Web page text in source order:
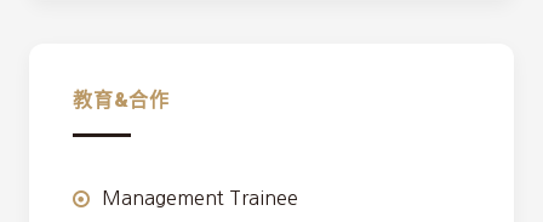
教育&合作
Management Trainee